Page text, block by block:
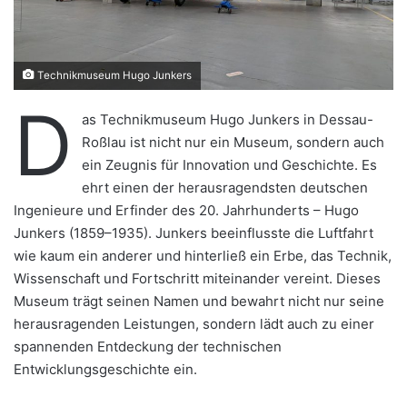
M
l
Technikmuseum Hugo Junkers
D
as Technikmuseum Hugo Junkers in Dessau-
Roßlau ist nicht nur ein Museum, sondern auch
ein Zeugnis für Innovation und Geschichte. Es
ehrt einen der herausragendsten deutschen
Ingenieure und Erfinder des 20. Jahrhunderts – Hugo
Junkers (1859–1935). Junkers beeinflusste die Luftfahrt
wie kaum ein anderer und hinterließ ein Erbe, das Technik,
Wissenschaft und Fortschritt miteinander vereint. Dieses
Museum trägt seinen Namen und bewahrt nicht nur seine
herausragenden Leistungen, sondern lädt auch zu einer
spannenden Entdeckung der technischen
Entwicklungsgeschichte ein.